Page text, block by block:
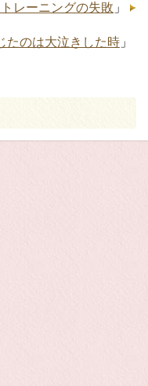
レーニングの失敗 」
たのは大泣きした時 」